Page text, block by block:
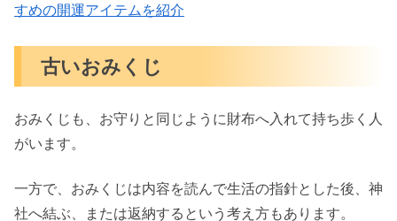
すめの開運アイテムを紹介
古いおみくじ
おみくじも、お守りと同じように財布へ入れて持ち歩く人
がいます。
一方で、おみくじは内容を読んで生活の指針とした後、神
社へ結ぶ、または返納するという考え方もあります。